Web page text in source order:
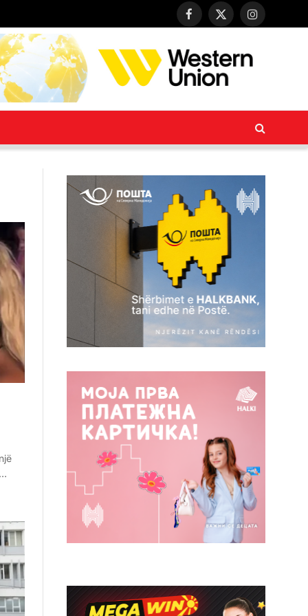
Facebook
X
Instagram